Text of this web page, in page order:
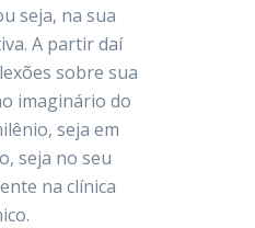
seja, na sua
A partir daí
sobre sua
imaginário do
seja em
seja no seu
na clínica